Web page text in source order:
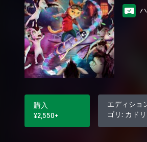
購入
¥2,550+
エディショ
ゴリ: カド